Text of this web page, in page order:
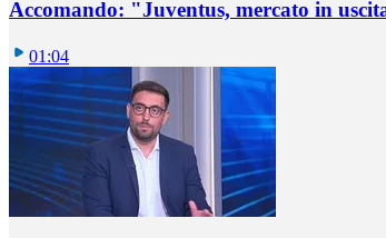
Accomando: "Juventus, mercato in
01:04